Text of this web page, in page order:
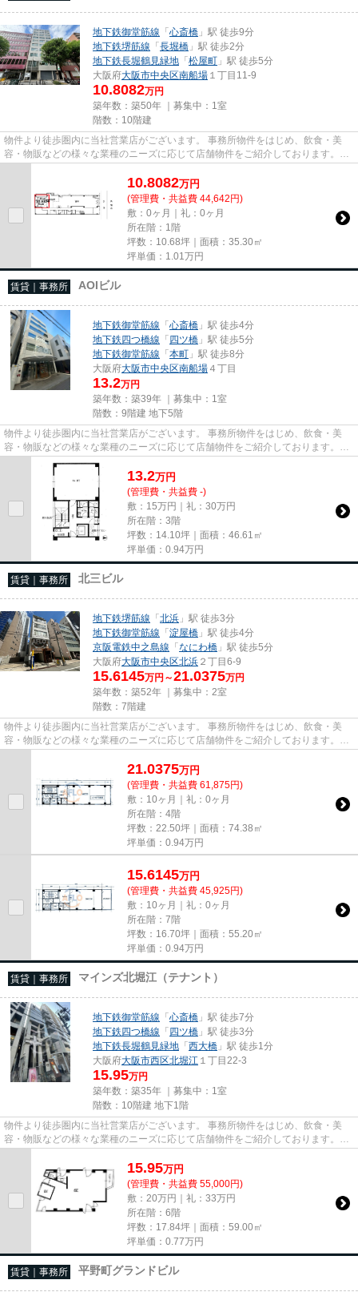
地下鉄御堂筋線 「心斎橋 」駅 徒歩9分
地下鉄堺筋線 「長堀橋 」駅 徒歩2分
地下鉄長堀鶴見緑地 「松屋町 」駅 徒歩5分
大阪府大阪市中央区南船場 １丁目11-9
10.8082万円
築年数：築50年 ｜募集中： 1室
階数：10階建
物件より徒歩圏内に当社営業店がございます。 事務所物件をはじめ、飲食・美
容・物販などの様々な業種のニーズに応じて店舗物件をご紹介しております。
尚、弊社ではおとり広告は一切...
10.8082万円
(管理費・共益費 44,642円)
敷：0ヶ月｜礼：0ヶ月
所在階：1階
坪数：10.68坪｜面積：35.30㎡
坪単価： 1.01 万円
賃貸｜事務所 AOIビル
地下鉄御堂筋線 「心斎橋 」駅 徒歩4分
地下鉄四つ橋線 「四ツ橋 」駅 徒歩5分
地下鉄御堂筋線 「本町 」駅 徒歩8分
大阪府大阪市中央区南船場 ４丁目
13.2万円
築年数：築39年 ｜募集中： 1室
階数：9階建 地下5階
物件より徒歩圏内に当社営業店がございます。 事務所物件をはじめ、飲食・美
容・物販などの様々な業種のニーズに応じて店舗物件をご紹介しております。
尚、弊社ではおとり広告は一切...
13.2万円
(管理費・共益費 -)
敷：15万円｜礼：30万円
所在階：3階
坪数：14.10坪｜面積：46.61㎡
坪単価： 0.94万円
賃貸｜事務所 北三ビル
地下鉄堺筋線 「北浜 」駅 徒歩3分
地下鉄御堂筋線 「淀屋橋 」駅 徒歩4分
京阪電鉄中之島線 「なにわ橋 」駅 徒歩5分
大阪府大阪市中央区北浜 ２丁目6-9
15.6145万円～21.0375万円
築年数：築52年 ｜募集中： 2室
階数：7階建
物件より徒歩圏内に当社営業店がございます。 事務所物件をはじめ、飲食・美
容・物販などの様々な業種のニーズに応じて店舗物件をご紹介しております。
尚、弊社ではおとり広告は一切...
21.0375万円
(管理費・共益費 61,875円)
敷：10ヶ月｜礼：0ヶ月
所在階：4階
坪数：22.50坪｜面積：74.38㎡
坪単価： 0.94万円
15.6145万円
(管理費・共益費 45,925円)
敷：10ヶ月｜礼：0ヶ月
所在階：7階
坪数：16.70坪｜面積：55.20㎡
坪単価： 0.94万円
賃貸｜事務所 マインズ北堀江（テナント）
地下鉄御堂筋線 「心斎橋 」駅 徒歩7分
地下鉄四つ橋線 「四ツ橋 」駅 徒歩3分
地下鉄長堀鶴見緑地 「西大橋 」駅 徒歩1分
大阪府大阪市西区北堀江 １丁目22-3
15.95万円
築年数：築35年 ｜募集中： 1室
階数：10階建 地下1階
物件より徒歩圏内に当社営業店がございます。 事務所物件をはじめ、飲食・美
容・物販などの様々な業種のニーズに応じて店舗物件をご紹介しております。
尚、弊社ではおとり広告は一切...
15.95万円
(管理費・共益費 55,000円)
敷：20万円｜礼：33万円
所在階：6階
坪数：17.84坪｜面積：59.00㎡
坪単価： 0.77万円
賃貸｜事務所 平野町グランドビル